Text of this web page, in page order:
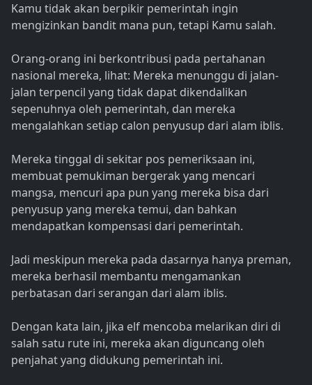
Kamu tidak akan berpikir pemerintah ingin
mengizinkan bandit mana pun, tetapi Kamu salah.
Orang-orang ini berkontribusi pada pertahanan
nasional mereka, lihat: Mereka menunggu di jalan-
jalan terpencil yang tidak dapat dikendalikan
sepenuhnya oleh pemerintah, dan mereka
mengalahkan setiap calon penyusup dari alam iblis.
Mereka tinggal di sekitar pos pemeriksaan ini,
membuat pemukiman bergerak yang mencari
mangsa, mencuri apa pun yang mereka bisa dari
penyusup yang mereka temui, dan bahkan
mendapatkan kompensasi dari pemerintah.
Jadi meskipun mereka pada dasarnya hanya preman,
mereka berhasil membantu mengamankan
perbatasan dari serangan dari alam iblis.
Dengan kata lain, jika elf mencoba melarikan diri di
salah satu rute ini, mereka akan diguncang oleh
penjahat yang didukung pemerintah ini.